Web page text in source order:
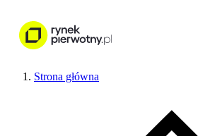
Strona główna